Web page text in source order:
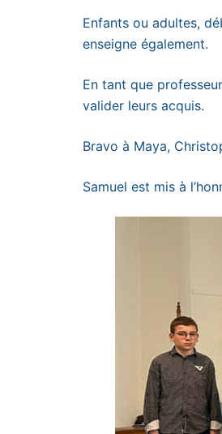
Enfants ou adultes,
enseigne également.
En tant que
valider leurs acquis.
Bravo à Maya,
Samuel est mis à